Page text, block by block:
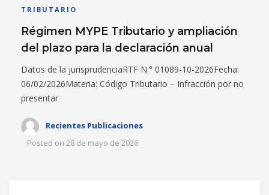
TRIBUTARIO
Régimen MYPE Tributario y ampliación
del plazo para la declaración anual
Datos de la jurisprudenciaRTF N.° 01089-10-2026Fecha:
06/02/2026Materia: Código Tributario – Infracción por no
presentar
Recientes Publicaciones
Posted on 28 de mayo de 2026